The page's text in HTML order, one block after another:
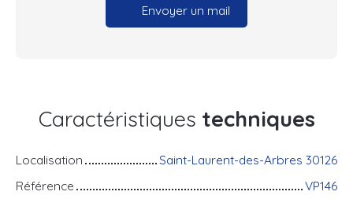
Envoyer un mail
Caractéristiques techniques
Localisation
Saint-Laurent-des-Arbres 30126
Référence
VP146